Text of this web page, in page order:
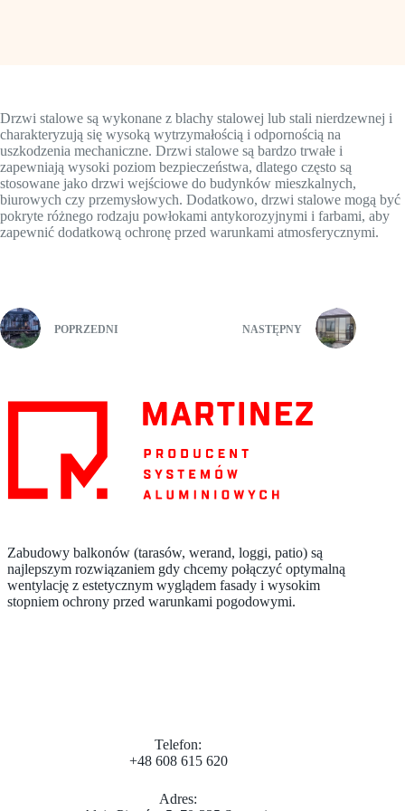
Drzwi stalowe są wykonane z blachy stalowej lub stali nierdzewnej i
charakteryzują się wysoką wytrzymałością i odpornością na
uszkodzenia mechaniczne. Drzwi stalowe są bardzo trwałe i
zapewniają wysoki poziom bezpieczeństwa, dlatego często są
stosowane jako drzwi wejściowe do budynków mieszkalnych,
biurowych czy przemysłowych. Dodatkowo, drzwi stalowe mogą być
pokryte różnego rodzaju powłokami antykorozyjnymi i farbami, aby
zapewnić dodatkową ochronę przed warunkami atmosferycznymi.
POPRZEDNI NASTĘPNY
Zabudowy balkonów (tarasów, werand, loggi, patio) są
najlepszym rozwiązaniem gdy chcemy połączyć optymalną
wentylację z estetycznym wyglądem fasady i wysokim
stopniem ochrony przed warunkami pogodowymi.
Telefon:
+48 608 615 620
Adres: